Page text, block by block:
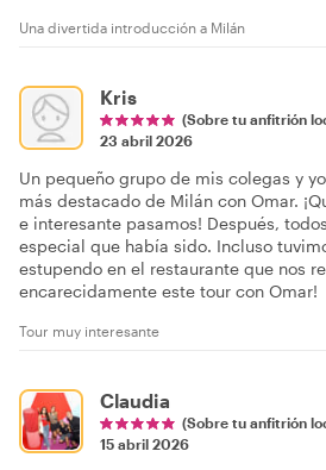
Una divertida introducción a Milán
Kris
(Sobre tu anfitrión
23 abril 2026
Un pequeño grupo de mis colegas y
más destacado de Milán con Omar.
e interesante pasamos! Después,
especial que había sido. Incluso
estupendo en el restaurante que nos
encarecidamente este tour con Omar!
Tour muy interesante
Claudia
(Sobre tu anfitrión
15 abril 2026